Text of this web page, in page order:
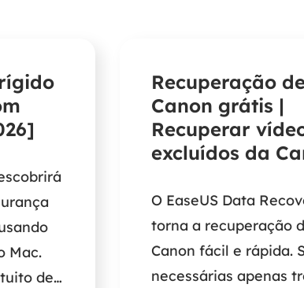
Mac.
de
Recuperação
Canon grátis |
Recuperar
excluídos da
O EaseUS Data
torna a recuperação
Canon fácil e rápida.
necessárias apenas